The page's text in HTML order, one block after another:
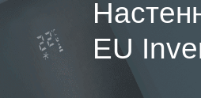
EU